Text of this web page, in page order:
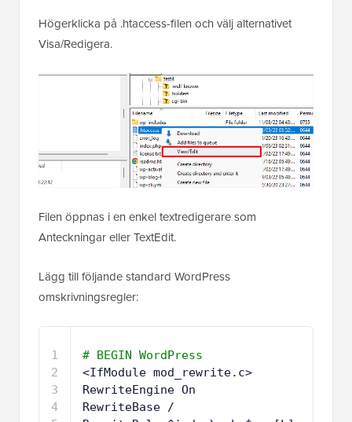
Högerklicka på .htaccess-filen och välj alternativet
Visa/Redigera.
Filen öppnas i en enkel textredigerare som
Anteckningar eller TextEdit.
Lägg till följande standard WordPress
omskrivningsregler:
1
2
3
4
# BEGIN WordPress
<IfModule mod_rewrite.c>
RewriteEngine On
RewriteBase /